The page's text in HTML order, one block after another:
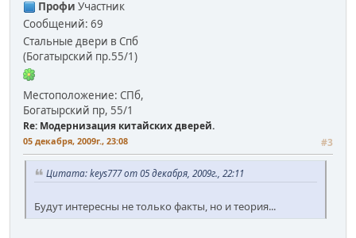
Профи Участник
Сообщений: 69
Стальные двери в Спб
(Богатырский пр.55/1)
Местоположение: СПб,
Богатырский пр, 55/1
Re: Модернизация китайских дверей.
05 декабря, 2009г., 23:08 #3
Цитата: keys777 от 05 декабря, 2009г., 22:11
Будут интересны не только факты, но и теория...